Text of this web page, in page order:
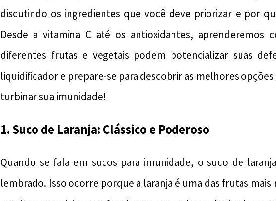
discutindo os ingredientes que você deve priorizar e por
Desde a vitamina C até os antioxidantes, aprenderemos
diferentes frutas e vegetais podem potencializar suas
liquidificador e prepare-se para descobrir as melhores opções
turbinar sua imunidade!
1. Suco de Laranja: Clássico e Poderoso
Quando se fala em sucos para imunidade, o suco de
lembrado. Isso ocorre porque a laranja é uma das frutas mais